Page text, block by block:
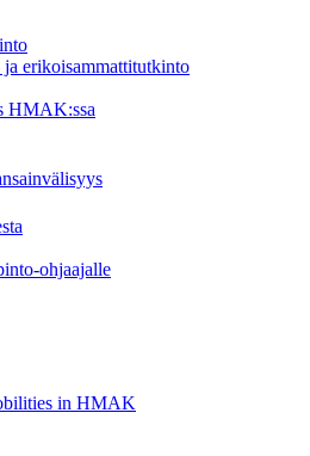
erikoisammattitutkinto
HMAK:ssa
ohjaajalle
in HMAK